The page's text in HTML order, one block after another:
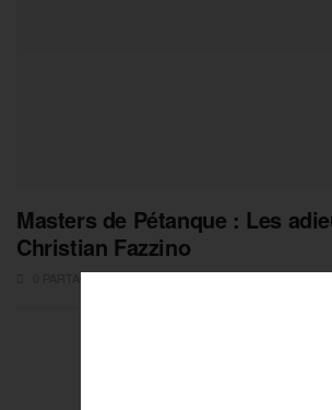
Masters de Pétanque : Les
Christian Fazzino
0 PARTAGES